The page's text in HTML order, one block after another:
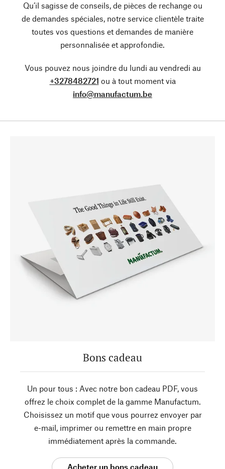
Qu’il sagisse de conseils, de pièces de rechange ou
de demandes spéciales, notre service clientèle traite
toutes vos questions et demandes de manière
personnalisée et approfondie.
Vous pouvez nous joindre du lundi au vendredi au
+3278482721 ou à tout moment via
info@manufactum.be
Bons cadeau
Un pour tous : Avec notre bon cadeau PDF, vous
offrez le choix complet de la gamme Manufactum.
Choisissez un motif que vous pourrez envoyer par
e-mail, imprimer ou remettre en main propre
immédiatement après la commande.
Acheter un bons cadeau